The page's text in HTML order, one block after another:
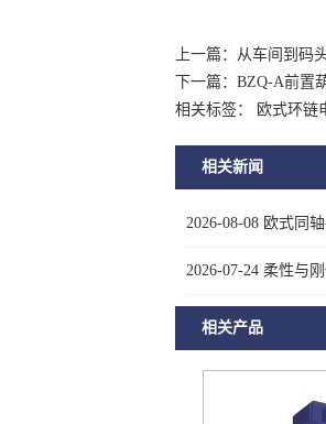
上一篇：
从车间到码
下一篇： BZQ-A前置
相关标签： 欧式环链
相关新闻
2026-08-08 欧式同
2026-07-24 柔性与
相关产品